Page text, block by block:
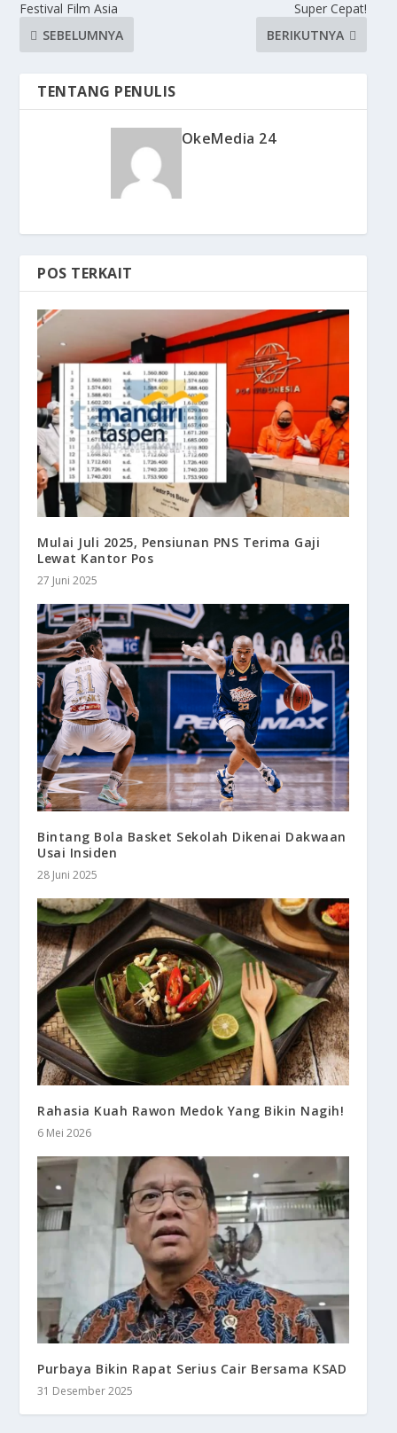
Festival Film Asia
SEBELUMNYA
Super Cepat!
BERIKUTNYA
TENTANG PENULIS
OkeMedia 24
POS TERKAIT
Mulai Juli 2025, Pensiunan PNS Terima Gaji
Lewat Kantor Pos
27 Juni 2025
Bintang Bola Basket Sekolah Dikenai Dakwaan
Usai Insiden
28 Juni 2025
Rahasia Kuah Rawon Medok Yang Bikin Nagih!
6 Mei 2026
Purbaya Bikin Rapat Serius Cair Bersama KSAD
31 Desember 2025